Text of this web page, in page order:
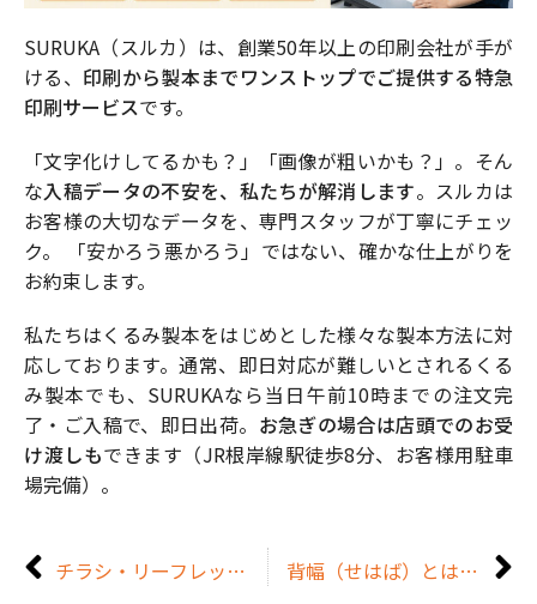
SURUKA（スルカ）は、創業50年以上の印刷会社が手が
ける、 印刷から製本までワンストップでご提供する特急
印刷サービスです。
「文字化けしてるかも？」「画像が粗いかも？」。そん
な入稿データの不安を、私たちが解消します。スルカは
お客様の大切なデータを、専門スタッフが丁寧にチェッ
ク。 「安かろう悪かろう」ではない、確かな仕上がりを
お約束します。
私たちはくるみ製本をはじめとした様々な製本方法に対
応しております。通常、即日対応が難しいとされるくる
み製本でも、SURUKAなら当日午前10時までの注文完
了・ご入稿で、即日出荷。 お急ぎの場合は店頭でのお受
け渡しもできます（JR根岸線駅徒歩8分、お客様用駐車
場完備）。
チラシ・リーフレット・フライヤーはどう違う？特徴と目的を解説 背幅（せはば）とは？印刷物の製本で知っておきたい基本知識